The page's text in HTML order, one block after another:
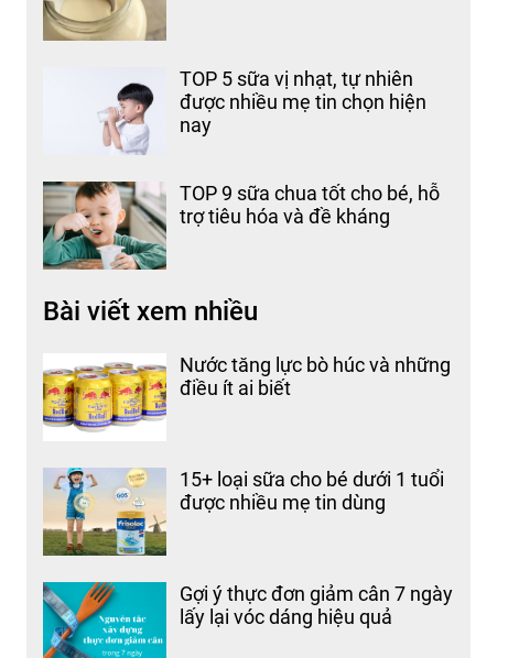
TOP 5 sữa vị nhạt, tự nhiên
được nhiều mẹ tin chọn hiện
nay
TOP 9 sữa chua tốt cho bé, hỗ
trợ tiêu hóa và đề kháng
Bài viết xem nhiều
Nước tăng lực bò húc và những
điều ít ai biết
15+ loại sữa cho bé dưới 1 tuổi
được nhiều mẹ tin dùng
Gợi ý thực đơn giảm cân 7 ngày
lấy lại vóc dáng hiệu quả